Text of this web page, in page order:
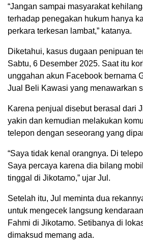
“Jangan sampai masyarakat
terhadap penegakan hukum hanya
perkara terkesan lambat,” katanya.
Diketahui, kasus dugaan penipuan
Sabtu, 6 Desember 2025. Saat itu
unggahan akun Facebook bernama
Jual Beli Kawasi yang menawarkan
Karena penjual disebut berasal dari
yakin dan kemudian melakukan
telepon dengan seseorang yang
“Saya tidak kenal orangnya. Di
Saya percaya karena dia bilang
tinggal di Jikotamo,” ujar Jul.
Setelah itu, Jul meminta dua
untuk mengecek langsung
Fahmi di Jikotamo. Setibanya di
dimaksud memang ada.